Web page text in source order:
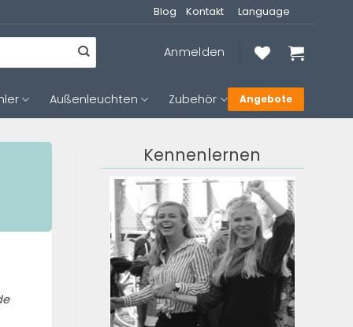
Blog Kontakt Language
Anmelden
Außenleuchten Zubehör Angebote
Kennenlernen